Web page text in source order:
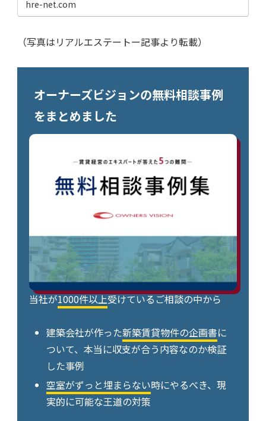
hre-net.com
（写真はリアルエステートー記事より転載）
オーナーズビジョンの無料相談事例
をまとめました
当社が1000件以上受けているご相談の中から
建築会社が作った新築賃貸物件の企画書に
ついて、本当に収支が合う内容なのか検証
した事例
空室がずっと埋まらない時にやるべき、現
実的に可能な王道の対策